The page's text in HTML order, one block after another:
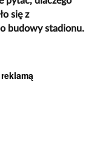
się z
budowy stadionu.